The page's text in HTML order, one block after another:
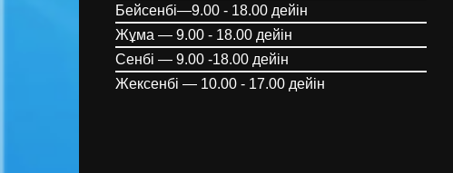
Бейсенбі—9.00 - 18.00 дейін
Жұма — 9.00 - 18.00 дейін
Сенбі — 9.00 -18.00 дейін
Жексенбі — 10.00 - 17.00 дейін